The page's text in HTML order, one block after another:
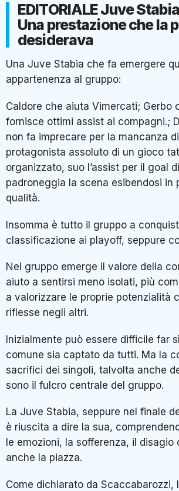
EDITORIALE Juve
Una prestazione che la
desiderava
Una Juve Stabia che fa emergere
appartenenza al gruppo:
Caldore che aiuta Vimercati; Gerbo
fornisce ottimi assist ai compagni.;
non fa imprecare per la mancanza
protagonista assoluto di un gioco
organizzato, suo l’assist per il goal
padroneggia la scena esibendosi in
qualità.
Insomma è tutto il gruppo a
classificazione ai playoff, seppure
Nel gruppo emerge il valore della
aiuto a sentirsi meno isolati, più
a valorizzare le proprie potenzialità
riflesse negli altri.
Inizialmente può essere difficile far
comune sia captato da tutti. Ma la
sacrifici dei singoli, talvolta anche
sono il fulcro centrale del gruppo.
La Juve Stabia, seppure nel finale
è riuscita a dire la sua,
le emozioni, la sofferenza, il
anche la piazza.
Come dichiarato da Scaccabarozzi,